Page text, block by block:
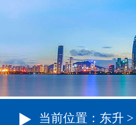
当前位置： 东升 >